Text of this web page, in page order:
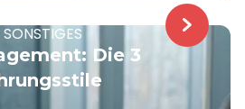
SONSTIGES
Die 3